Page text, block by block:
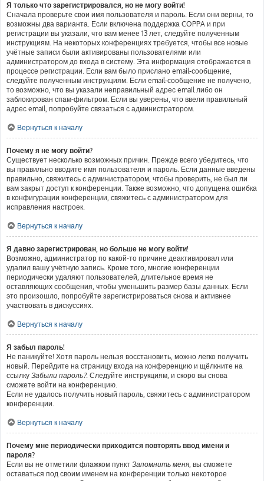
Я только что зарегистрировался, но не могу войти!
Сначала проверьте свои имя пользователя и пароль. Если они верны, то
возможны два варианта. Если включена поддержка COPPA и при
регистрации вы указали, что вам менее 13 лет, следуйте полученным
инструкциям. На некоторых конференциях требуется, чтобы все новые
учётные записи были активированы пользователями или
администратором до входа в систему. Эта информация отображается в
процессе регистрации. Если вам было прислано email-сообщение,
следуйте полученным инструкциям. Если email-сообщение не получено,
то возможно, что вы указали неправильный адрес email либо он
заблокирован спам-фильтром. Если вы уверены, что ввели правильный
адрес email, попробуйте связаться с администратором.
Вернуться к началу
Почему я не могу войти?
Существует несколько возможных причин. Прежде всего убедитесь, что
вы правильно вводите имя пользователя и пароль. Если данные введены
правильно, свяжитесь с администратором, чтобы проверить, не был ли
вам закрыт доступ к конференции. Также возможно, что допущена ошибка
в конфигурации конференции, свяжитесь с администратором для
исправления настроек.
Вернуться к началу
Я давно зарегистрирован, но больше не могу войти!
Возможно, администратор по какой-то причине деактивировал или
удалил вашу учётную запись. Кроме того, многие конференции
периодически удаляют пользователей, длительное время не
оставляющих сообщения, чтобы уменьшить размер базы данных. Если
это произошло, попробуйте зарегистрироваться снова и активнее
участвовать в дискуссиях.
Вернуться к началу
Я забыл пароль!
Не паникуйте! Хотя пароль нельзя восстановить, можно легко получить
новый. Перейдите на страницу входа на конференцию и щёлкните на
ссылку Забыли пароль?. Следуйте инструкциям, и скоро вы снова
сможете войти на конференцию.
Если не удалось получить новый пароль, свяжитесь с администратором
конференции.
Вернуться к началу
Почему мне периодически приходится повторять ввод имени и
пароля?
Если вы не отметили флажком пункт Запомнить меня, вы сможете
оставаться под своим именем на конференции только некоторое